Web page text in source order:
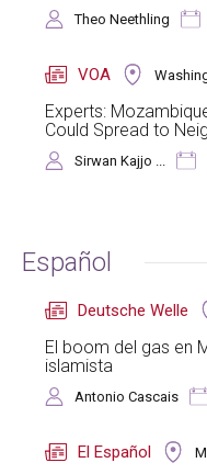
Theo Neethling
VOA
Experts:
Could Spread to
Sirwan Kajjo ...
Español
Deutsche Welle
El boom del gas en
islamista
Antonio Cascais
El Español